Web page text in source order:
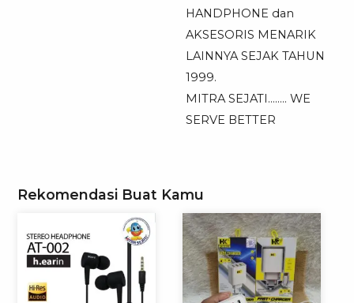
HANDPHONE dan
AKSESORIS MENARIK
LAINNYA SEJAK TAHUN
1999.
MITRA SEJATI…….. WE
SERVE BETTER
Rekomendasi Buat Kamu